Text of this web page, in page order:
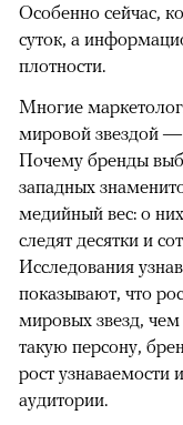
Особенно сейчас,
суток, а
плотности.
Многие
мировой звездой —
Почему бренды
западных
медийный вес: о
следят десятки и
Исследования
показывают, что
мировых звезд,
такую персону,
рост
аудитории.